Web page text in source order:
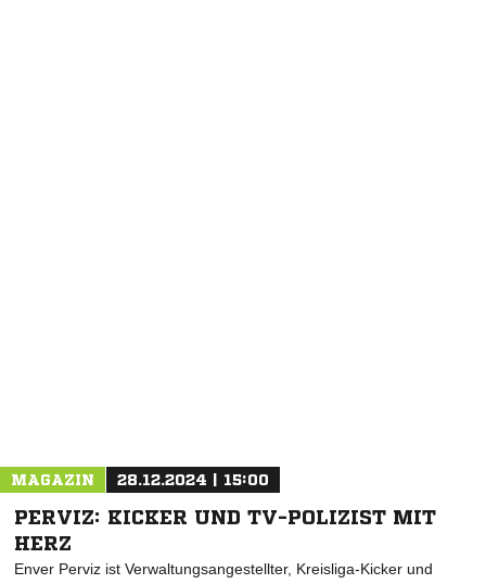
MAGAZIN 28.12.2024 | 15:00
PERVIZ: KICKER UND TV-POLIZIST MIT
HERZ
Enver Perviz ist Verwaltungsangestellter, Kreisliga-Kicker und